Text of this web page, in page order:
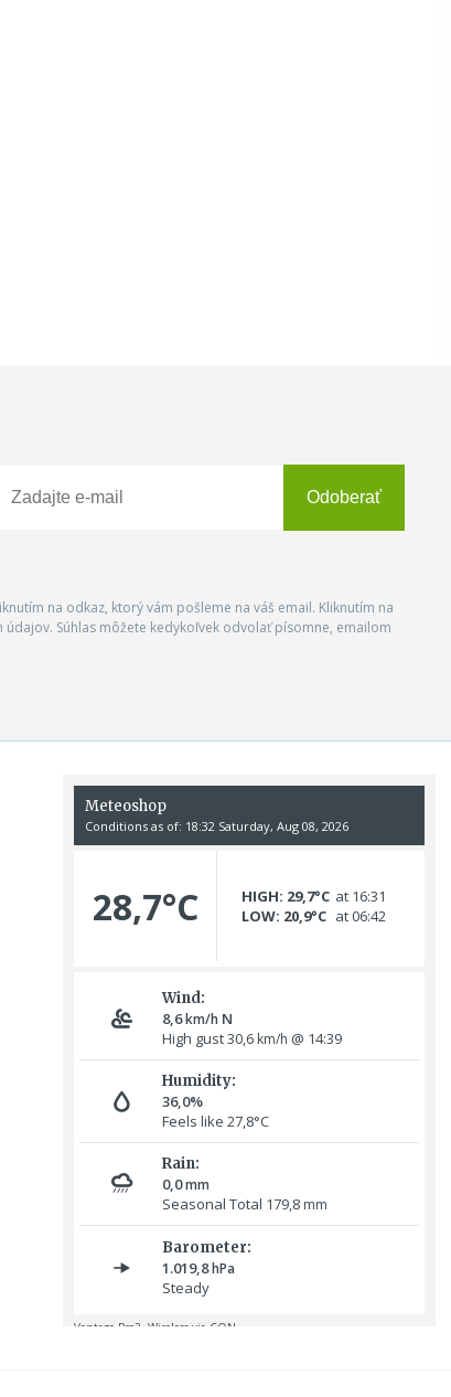
Odoberať
na odkaz, ktorý vám pošleme na váš email. Kliknutím na
Súhlas môžete kedykoľvek odvolať písomne, emailom